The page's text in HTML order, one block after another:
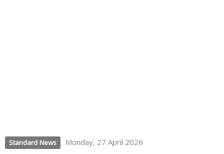
Standard News Monday, 27 April 2026